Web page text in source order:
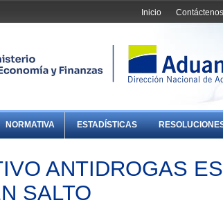
Contáctenos
Inicio
NORMATIVA ESTADÍSTICAS
ANTIDROGAS
SALTO